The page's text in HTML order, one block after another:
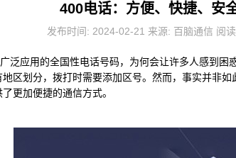
400电话：方便、快捷、安
发布时间: 2024-02-21 来源: 百脑通信 阅
泛应用的全国性电话号码，为何会让许多人感到
区划分，拨打时需要添加区号。然而，事实并非
更加便捷的通信方式。